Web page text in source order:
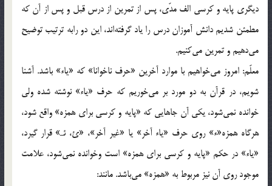
ديگري پايه و كرسي الف مدّي، پس از تمرين از درس قبل و پس از آن كه
مطمئن شديم دانش آموزان درس را ياد گرفته‌اند، اين دو رابه ترتيب توضيح
مي‌دهيم و تمرين مي‌كنيم.
معلّم: امروز مي‌خواهيم با موارد آخرين «حرف ناخوانا» كه «ياء» باشد. آشنا
شويم، در قرآن به دو مورد بر مي‌خوريم كه حرف «ياء» نوشته شده ولي
خوانده نمي‌شود، يكي آن جاهايي كه «پايه و كرسي براي همزه» واقع شود،
هرگاه همزه‌«ء» روي حرف «ياء آخر» يا «غير آخر»، «ئ، ئـ» قرار گيرد،
«ياء» در حكم «پايه و كرسي براي همزه» است وخوانده نمي‌شود، علامت
موجود روي آن نيز مربوط به «همزه» مي‌باشد. مانند: